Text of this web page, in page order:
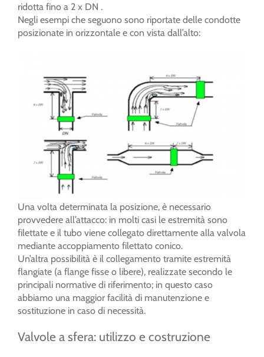
ridotta fino a 2 x DN .
Negli esempi che seguono sono riportate delle condotte
posizionate in orizzontale e con vista dall’alto:
Una volta determinata la posizione, è necessario
provvedere all’attacco: in molti casi le estremità sono
filettate e il tubo viene collegato direttamente alla valvola
mediante accoppiamento filettato conico.
Un’altra possibilità è il collegamento tramite estremità
flangiate (a flange fisse o libere), realizzate secondo le
principali normative di riferimento; in questo caso
abbiamo una maggior facilità di manutenzione e
sostituzione in caso di necessità.
Valvole a sfera: utilizzo e costruzione